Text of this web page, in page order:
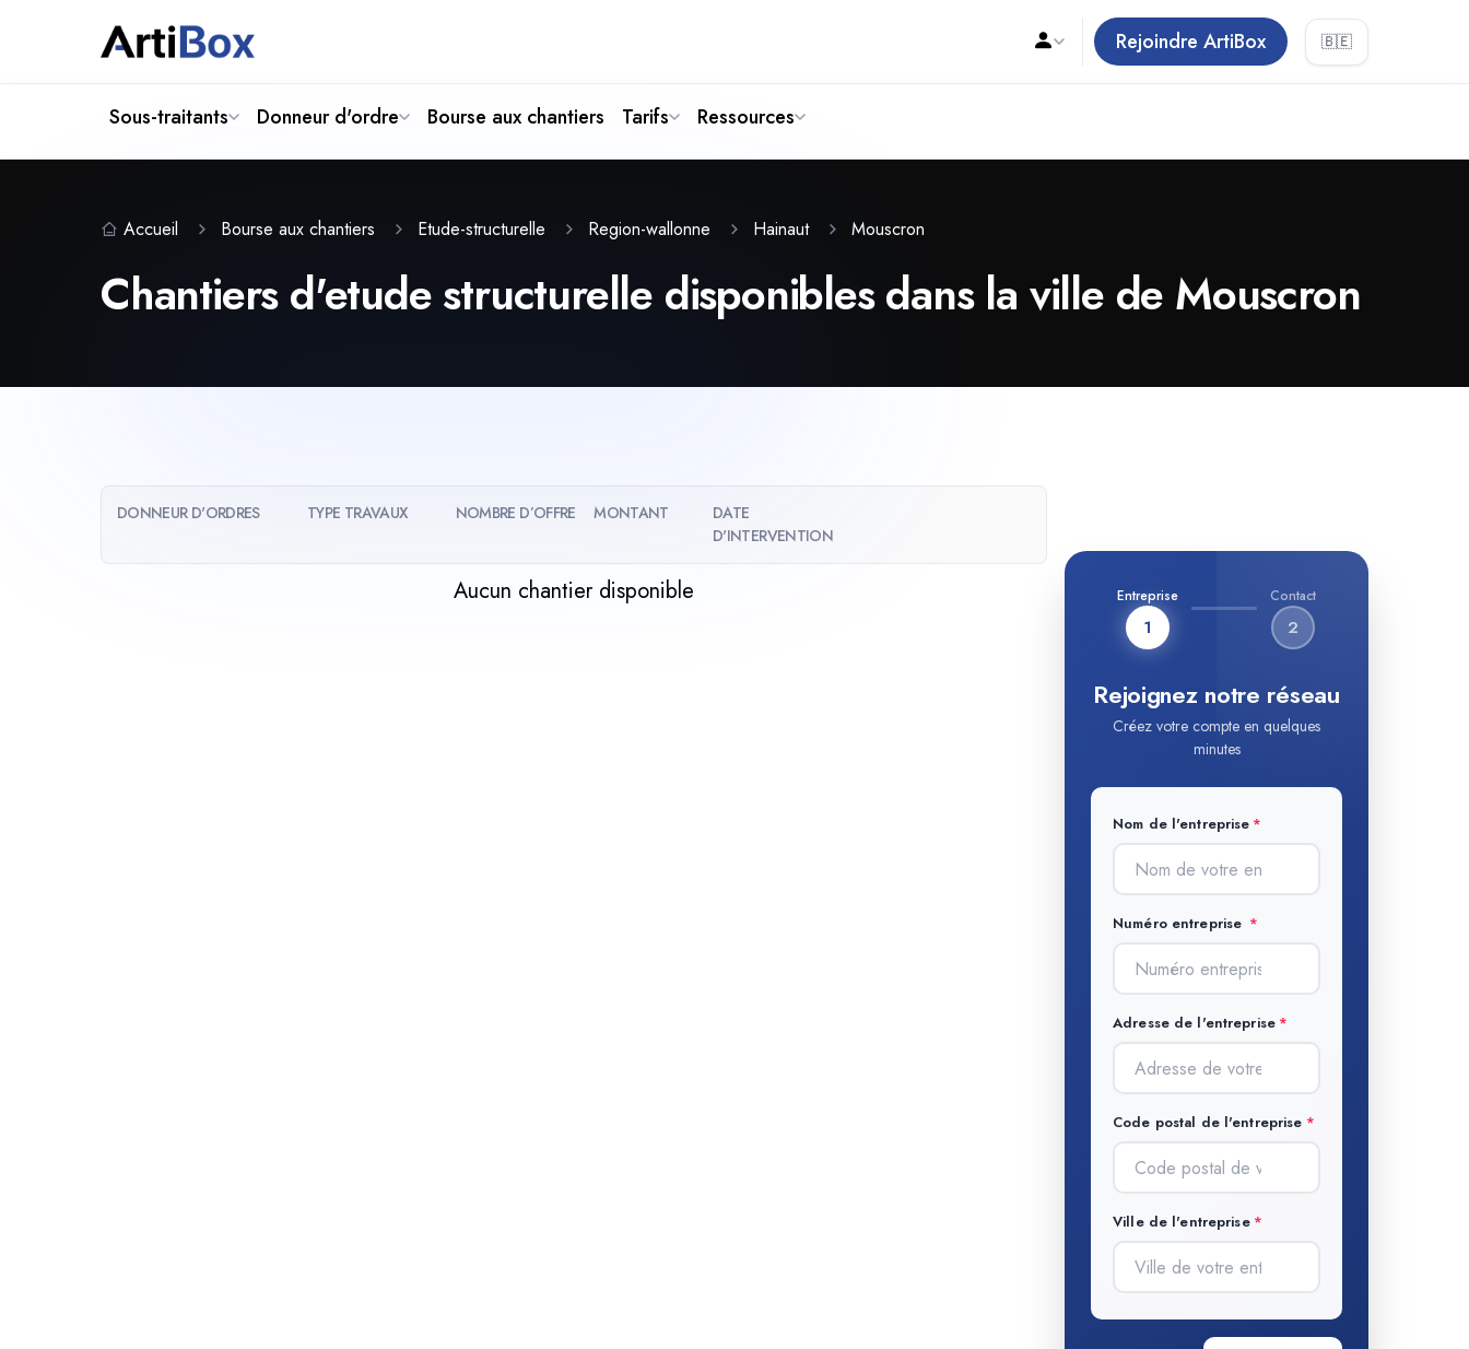
Rejoindre ArtiBox 🇧🇪
Sous-traitants Donneur d'ordre Bourse aux chantiers Tarifs Ressources
Accueil Bourse aux chantiers Etude-structurelle Region-wallonne Hainaut Mouscron
Chantiers d'etude structurelle disponibles dans la ville de Mouscron
DONNEUR D'ORDRES TYPE TRAVAUX NOMBRE D’OFFRE MONTANT
DATE
D'INTERVENTION
Aucun chantier disponible Entreprise
1
Contact
2
Rejoignez notre réseau
Créez votre compte en quelques
minutes
Nom de l'entreprise
Numéro entreprise
Adresse de l'entreprise
Code postal de l'entreprise
Ville de l'entreprise